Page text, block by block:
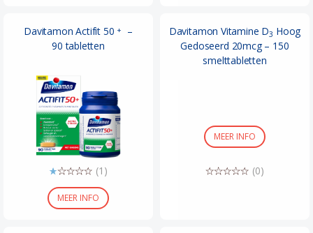
Davitamon Actifit 50 +
–
90 tabletten
MEER INFO
(1)
Davitamon Vitamine D3 Hoog
Gedoseerd 20mcg – 150
smelttabletten
MEER INFO
(0)